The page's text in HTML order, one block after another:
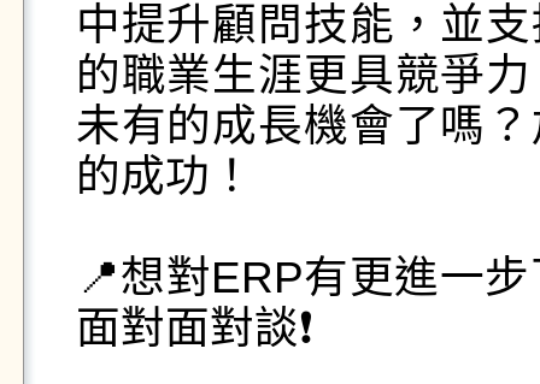
中提升顧問技能，並
的職業生涯更具競爭
未有的成長機會了嗎
的成功！
📍想對ERP有更進一
面對面對談❗️